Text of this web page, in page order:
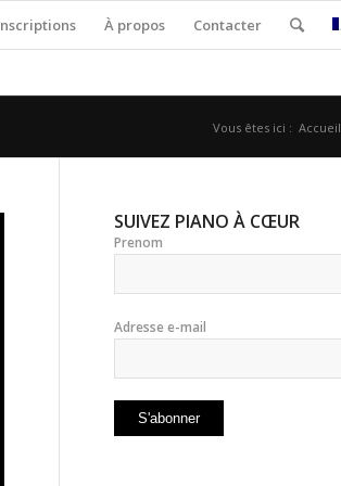
À propos Contacter
Vous êtes ici : Accueil
SUIVEZ PIANO À CŒUR
Prenom
Adresse e-mail